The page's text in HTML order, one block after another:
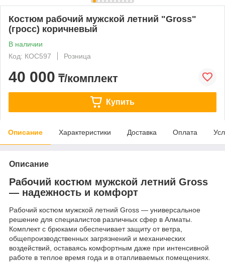
Костюм рабочий мужской летний "Gross"
(гросс) коричневый
В наличии
Код: КОС597
Розница
40 000 ₸/комплект
Купить
Описание Характеристики Доставка Оплата
Описание
Рабочий костюм мужской летний Gross
— надежность и комфорт
Рабочий костюм мужской летний Gross — универсальное
решение для специалистов различных сфер в Алматы.
Комплект с брюками обеспечивает защиту от ветра,
общепроизводственных загрязнений и механических
воздействий, оставаясь комфортным даже при интенсивной
работе в теплое время года и в отапливаемых помещениях.